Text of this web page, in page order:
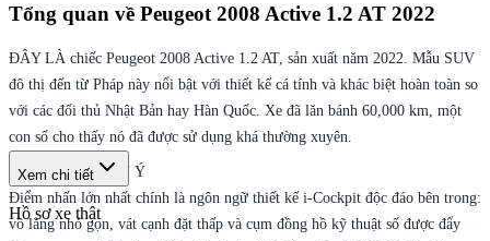
Tổng quan về Peugeot 2008 Active 1.2 AT 2022
ĐÂY LÀ chiếc Peugeot 2008 Active 1.2 AT, sản xuất năm 2022. Mẫu SUV
đô thị đến từ Pháp này nổi bật với thiết kế cá tính và khác biệt hoàn toàn so
với các đối thủ Nhật Bản hay Hàn Quốc. Xe đã lăn bánh 60,000 km, một
con số cho thấy nó đã được sử dụng khá thường xuyên.
ĐIỀU ĐÁNG CHÚ Ý
Điểm nhấn lớn nhất chính là ngôn ngữ thiết kế i-Cockpit độc đáo bên trong:
vô lăng nhỏ gọn, vát cạnh đặt thấp và cụm đồng hồ kỹ thuật số được đẩy
Xem chi tiết
Hồ sơ xe thật